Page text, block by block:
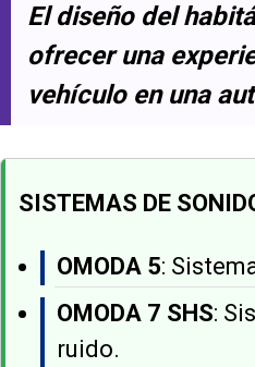
El diseño del
ofrecer una
vehículo en una
SISTEMAS DE
OMODA 5:
OMODA 7 SHS:
ruido.